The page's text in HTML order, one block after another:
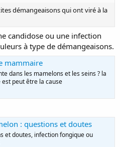
démangeaisons qui ont viré à la
candidose ou une infection
à type de démangeaisons.
mammaire
dans les mamelons et les seins ? la
peut être la cause
: questions et doutes
et doutes, infection fongique ou